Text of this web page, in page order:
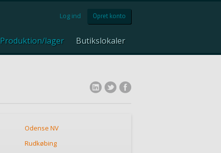
Log ind Opret konto
Produktion/lager Butikslokaler
Odense NV
Rudkøbing